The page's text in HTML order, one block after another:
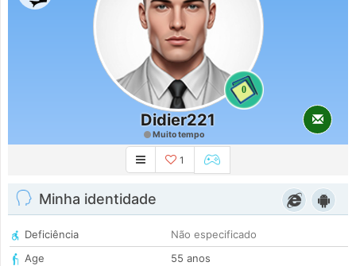
0
Didier221
Muito tempo
1
Minha identidade
Deficiência
Não especificado
Age
55 anos